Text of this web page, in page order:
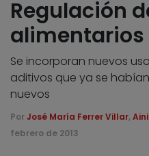
Regulación
alimentarios
Se incorporan nuevos
aditivos que ya se
nuevos
Por José María Ferrer Villar,
febrero de 2013